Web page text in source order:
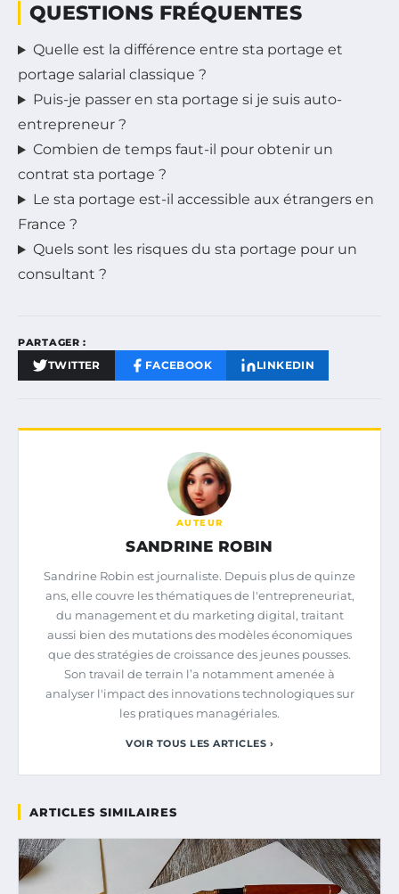
QUESTIONS FRÉQUENTES
Quelle est la différence entre sta portage et
portage salarial classique ?
Puis-je passer en sta portage si je suis auto-
entrepreneur ?
Combien de temps faut-il pour obtenir un
contrat sta portage ?
Le sta portage est-il accessible aux étrangers en
France ?
Quels sont les risques du sta portage pour un
consultant ?
PARTAGER :
TWITTER FACEBOOK LINKEDIN
AUTEUR
SANDRINE ROBIN
Sandrine Robin est journaliste. Depuis plus de quinze
ans, elle couvre les thématiques de l'entrepreneuriat,
du management et du marketing digital, traitant
aussi bien des mutations des modèles économiques
que des stratégies de croissance des jeunes pousses.
Son travail de terrain l’a notamment amenée à
analyser l'impact des innovations technologiques sur
les pratiques managériales.
VOIR TOUS LES ARTICLES ›
ARTICLES SIMILAIRES